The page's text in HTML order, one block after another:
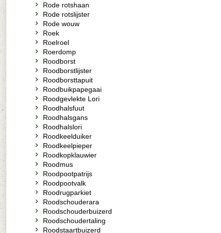
Rode rotshaan
Rode rotslijster
Rode wouw
Roek
Roelroel
Roerdomp
Roodborst
Roodborstlijster
Roodborsttapuit
Roodbuikpapegaai
Roodgevlekte Lori
Roodhalsfuut
Roodhalsgans
Roodhalslori
Roodkeelduiker
Roodkeelpieper
Roodkopklauwier
Roodmus
Roodpootpatrijs
Roodpootvalk
Roodrugparkiet
Roodschouderara
Roodschouderbuizerd
Roodschoudertaling
Roodstaartbuizerd